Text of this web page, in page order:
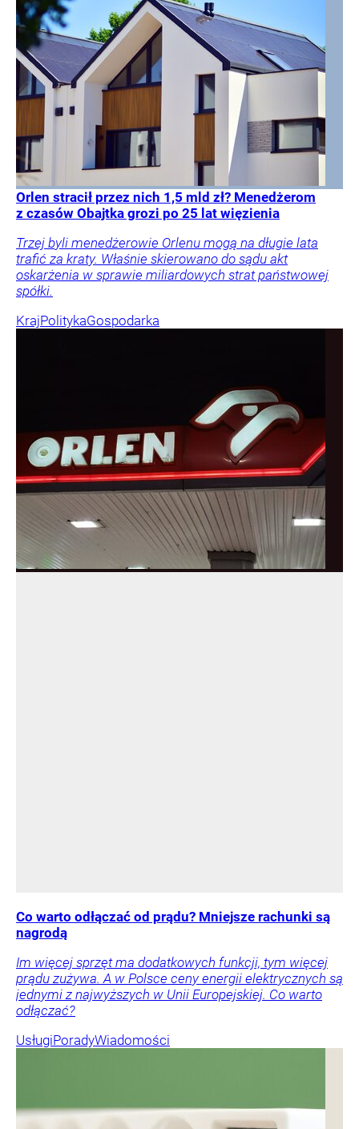
Orlen stracił przez nich 1,5 mld zł? Menedżerom
z czasów Obajtka grozi po 25 lat więzienia
Trzej byli menedżerowie Orlenu mogą na długie lata
trafić za kraty. Właśnie skierowano do sądu akt
oskarżenia w sprawie miliardowych strat państwowej
spółki.
KrajPolitykaGospodarka
Co warto odłączać od prądu? Mniejsze rachunki są
nagrodą
Im więcej sprzęt ma dodatkowych funkcji, tym więcej
prądu zużywa. A w Polsce ceny energii elektrycznych są
jednymi z najwyższych w Unii Europejskiej. Co warto
odłączać?
UsługiPoradyWiadomości